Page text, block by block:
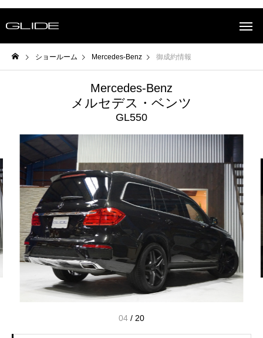
ショールーム Mercedes-Benz 御成約情報
Mercedes-Benz
メルセデス・ベンツ
GL550
04 / 20